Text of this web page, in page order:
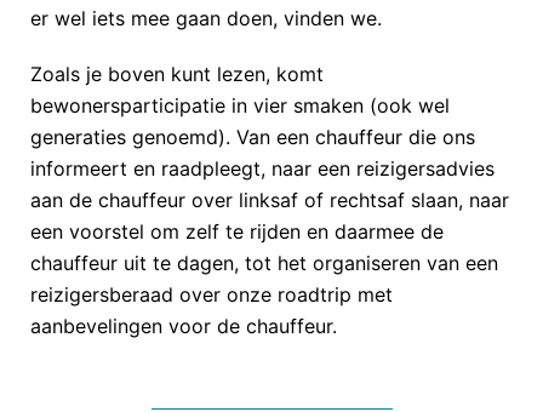
er wel iets mee gaan doen, vinden we.
Zoals je boven kunt lezen, komt
bewonersparticipatie in vier smaken (ook wel
generaties genoemd). Van een chauffeur die ons
informeert en raadpleegt, naar een reizigersadvies
aan de chauffeur over linksaf of rechtsaf slaan, naar
een voorstel om zelf te rijden en daarmee de
chauffeur uit te dagen, tot het organiseren van een
reizigersberaad over onze roadtrip met
aanbevelingen voor de chauffeur.